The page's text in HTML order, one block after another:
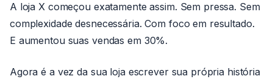
A loja X começou exatamente assim. Sem pressa. Sem
complexidade desnecessária. Com foco em resultado.
E aumentou suas vendas em 30%.
Agora é a vez da sua loja escrever sua própria história